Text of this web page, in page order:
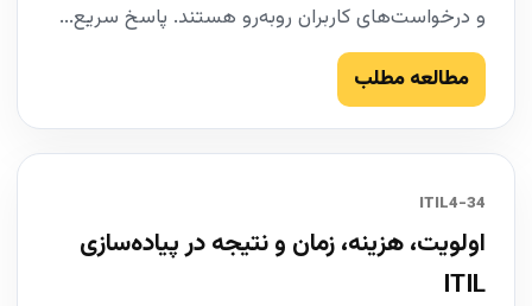
و درخواست‌های کاربران روبه‌رو هستند. پاسخ سریع...
مطالعه مطلب
34-ITIL4
اولویت، هزینه، زمان و نتیجه در پیاده‌سازی
ITIL